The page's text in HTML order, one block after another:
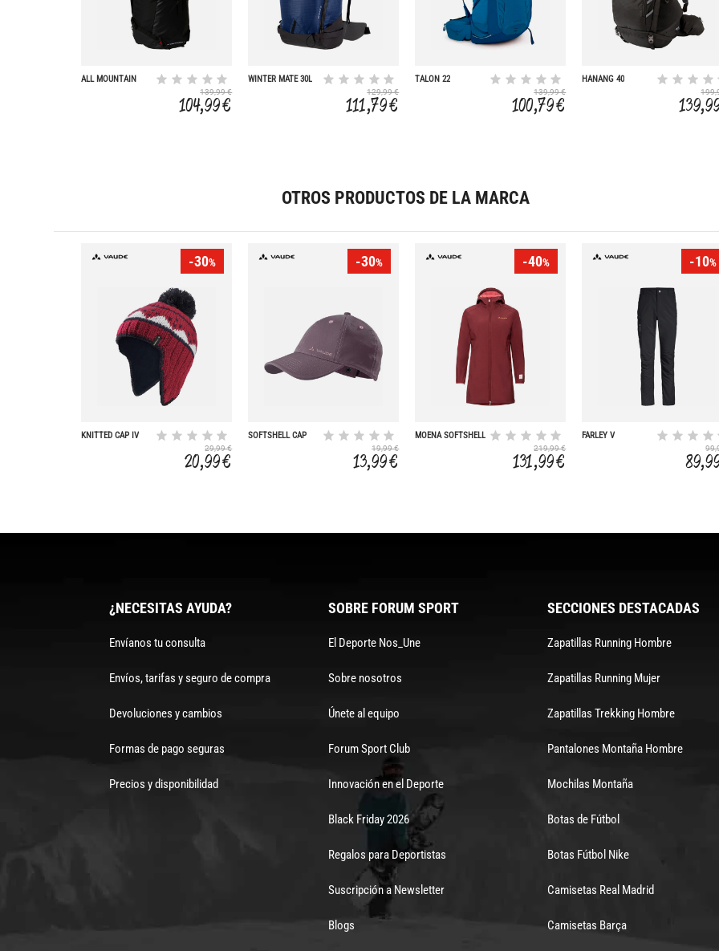
ALL MOUNTAIN
139,99 €
104,99 €
WINTER MATE 30L
129,99 €
111,79 €
TALON 22
139,99 €
100,79 €
HANANG 40
OTROS PRODUCTOS DE LA MARCA
-30%
KNITTED CAP IV
29,99 €
20,99 €
-30%
SOFTSHELL CAP
19,99 €
13,99 €
-40%
MOENA SOFTSHELL
219,99 €
131,99 €
-10%
FARLEY V
¿NECESITAS AYUDA?
Envíanos tu consulta
Envíos, tarifas y seguro de compra
Devoluciones y cambios
Formas de pago seguras
Precios y disponibilidad
SOBRE FORUM SPORT
El Deporte Nos_Une
Sobre nosotros
Únete al equipo
Forum Sport Club
Innovación en el Deporte
Black Friday 2026
Regalos para Deportistas
Suscripción a Newsletter
Blogs
SECCIONES DESTACADAS
Zapatillas Running Hombre
Zapatillas Running Mujer
Zapatillas Trekking Hombre
Pantalones Montaña Hombre
Mochilas Montaña
Botas de Fútbol
Botas Fútbol Nike
Camisetas Real Madrid
Camisetas Barça